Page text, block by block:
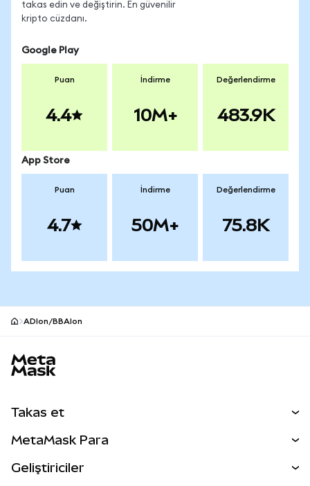
takas edin ve değiştirin. En güvenilir
kripto cüzdanı.
Google Play
Puan
4.4
İndirme
10M+
Değerlendirme
483.9K
App Store
Puan
4.7
İndirme
50M+
Değerlendirme
75.8K
ADIon/BBAIon
Takas et
Perps
MetaMask Para
Geliştiriciler